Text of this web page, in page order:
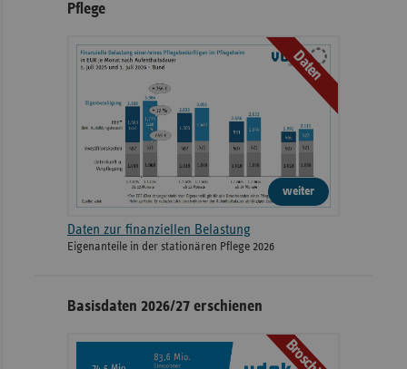
Pflege
Daten
weiter
Daten zur finanziellen Belastung
Eigenanteile in der stationären Pflege 2026
Basisdaten 2026/27 erschienen